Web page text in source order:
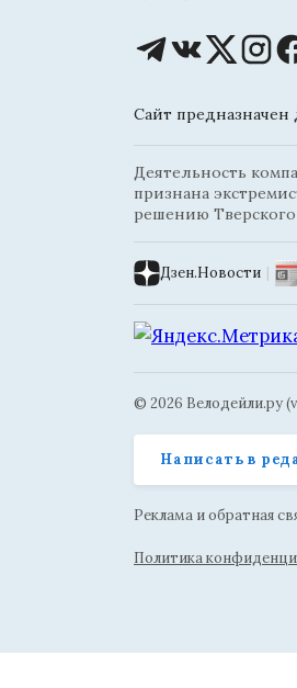
Сайт предназначен
Деятельность
признана
решению Тверского
Дзен.Новости |
© 2026 Велодейли.ру
Написать в
Реклама и обратная
Политика